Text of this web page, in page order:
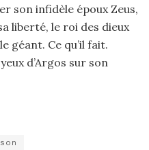
son infidèle époux Zeus,
liberté, le roi des dieux
géant. Ce qu’il fait.
d’Argos sur son